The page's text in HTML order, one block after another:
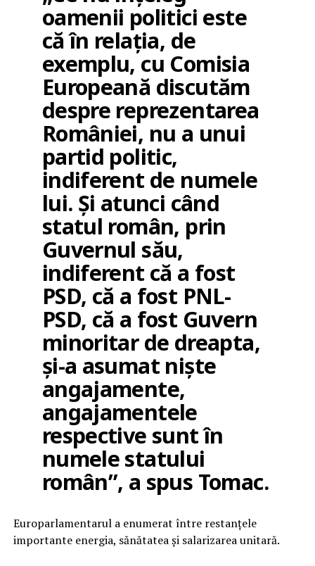
oamenii politici este
că în relația, de
exemplu, cu Comisia
Europeană discutăm
despre reprezentarea
României, nu a unui
partid politic,
indiferent de numele
lui. Și atunci când
statul român, prin
Guvernul său,
indiferent că a fost
PSD, că a fost PNL-
PSD, că a fost Guvern
minoritar de dreapta,
și-a asumat niște
angajamente,
angajamentele
respective sunt în
numele statului
român”, a spus Tomac.
Europarlamentarul a enumerat între restanțele
importante energia, sănătatea și salarizarea unitară.